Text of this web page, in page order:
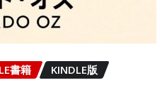
書籍 KINDLE版